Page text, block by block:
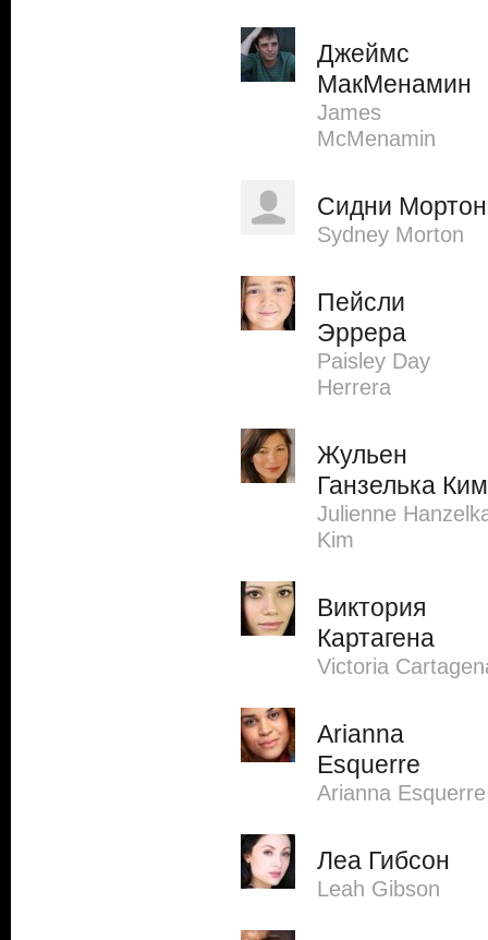
Джеймс
МакМенамин
James
McMenamin
Сидни Мортон
Sydney Morton
Пейсли
Эррера
Paisley Day
Herrera
Жульен
Ганзелька Ким
Julienne
Kim
Виктория
Картагена
Victoria
Arianna
Esquerre
Arianna Esquerre
Леа Гибсон
Leah Gibson